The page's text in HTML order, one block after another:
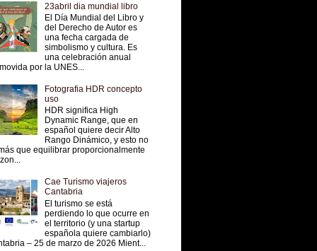
23abril dia mundial libro
El Día Mundial del Libro y
del Derecho de Autor es
una fecha cargada de
simbolismo y cultura. Es
una celebración anual
por la UNES...
Fotografia HDR concepto
uso
HDR significa High
Dynamic Range, que en
español quiere decir Alto
Rango Dinámico, y esto no
que equilibrar proporcionalmente
Cae Turismo viajeros
Cantabria
El turismo se está
perdiendo lo que ocurre en
el territorio (y una startup
española quiere cambiarlo)
– 25 de marzo de 2026 Mient...